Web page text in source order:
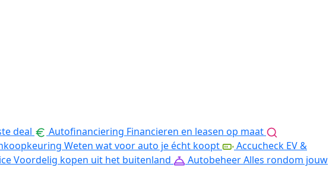
deal Autofinanciering Financieren en leasen op maat
Weten wat voor auto je écht koopt
Accucheck EV &
Voordelig kopen uit het buitenland AutobeheerAlles rondom jouw